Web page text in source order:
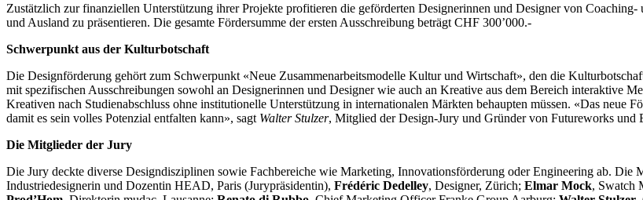
Zustätzlich zur finanziellen Unterstützung ihrer Projekte profitieren die geförderten Designerinnen und Designer von
und Ausland zu präsentieren. Die gesamte Fördersumme der ersten Ausschreibung beträgt CHF 300’000.-
Schwerpunkt aus der Kulturbotschaft
Die Designförderung gehört zum Schwerpunkt «Neue Zusammenarbeitsmodelle Kultur und Wirtschaft», den die
mit spezifischen Ausschreibungen sowohl an Designerinnen und Designer wie auch an Kreative aus dem Bereich interaktive
Kreativen nach Studienabschluss ohne institutionelle Unterstützung in internationalen Märkten behaupten müssen. «Das neue
damit es sein volles Potenzial entfalten kann», sagt Walter Stulzer, Mitglied der Design-Jury und Gründer von Futureworks und
Die Mitglieder der Jury
Die Jury deckte diverse Designdisziplinen sowie Fachbereiche wie Marketing, Innovationsförderung oder Engineering ab. Die
Industriedesignerin und Dozentin HEAD, Paris (Jurypräsidentin), Frédéric Dedelley, Designer, Zürich; Elmar Mock, Swatch